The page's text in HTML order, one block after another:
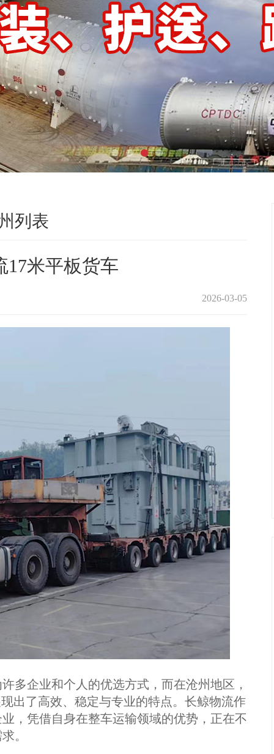
列表
17米平板货车
2026-03-05
多企业和个人的优选方式，而在沧州地区，
出了高效、稳定与专业的特点。长鲸物流作
，凭借自身在整车运输领域的优势，正在不
。